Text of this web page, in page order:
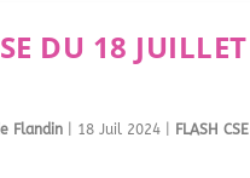
DU 18 JUILLET
Flandin 18 Juil 2024 FLASH CSE